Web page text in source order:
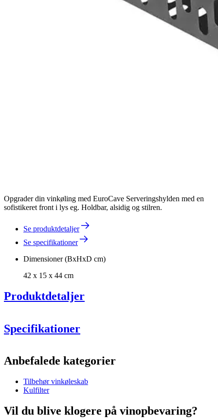
Opgrader din vinkøling med EuroCave Serveringshylden med en
sofistikeret front i lys eg. Holdbar, alsidig og stilren.
Se produktdetaljer
Se specifikationer
Dimensioner (BxHxD cm)
42 x 15 x 44 cm
Produktdetaljer
Inspiration EuroCave
Specifikationer
ProduktnummerACMSERVW
Generelt
FinishMetal, Sort
Anbefalede kategorier
Tilbehør vinkøleskab
Kulfilter
Vil du blive klogere på vinopbevaring?